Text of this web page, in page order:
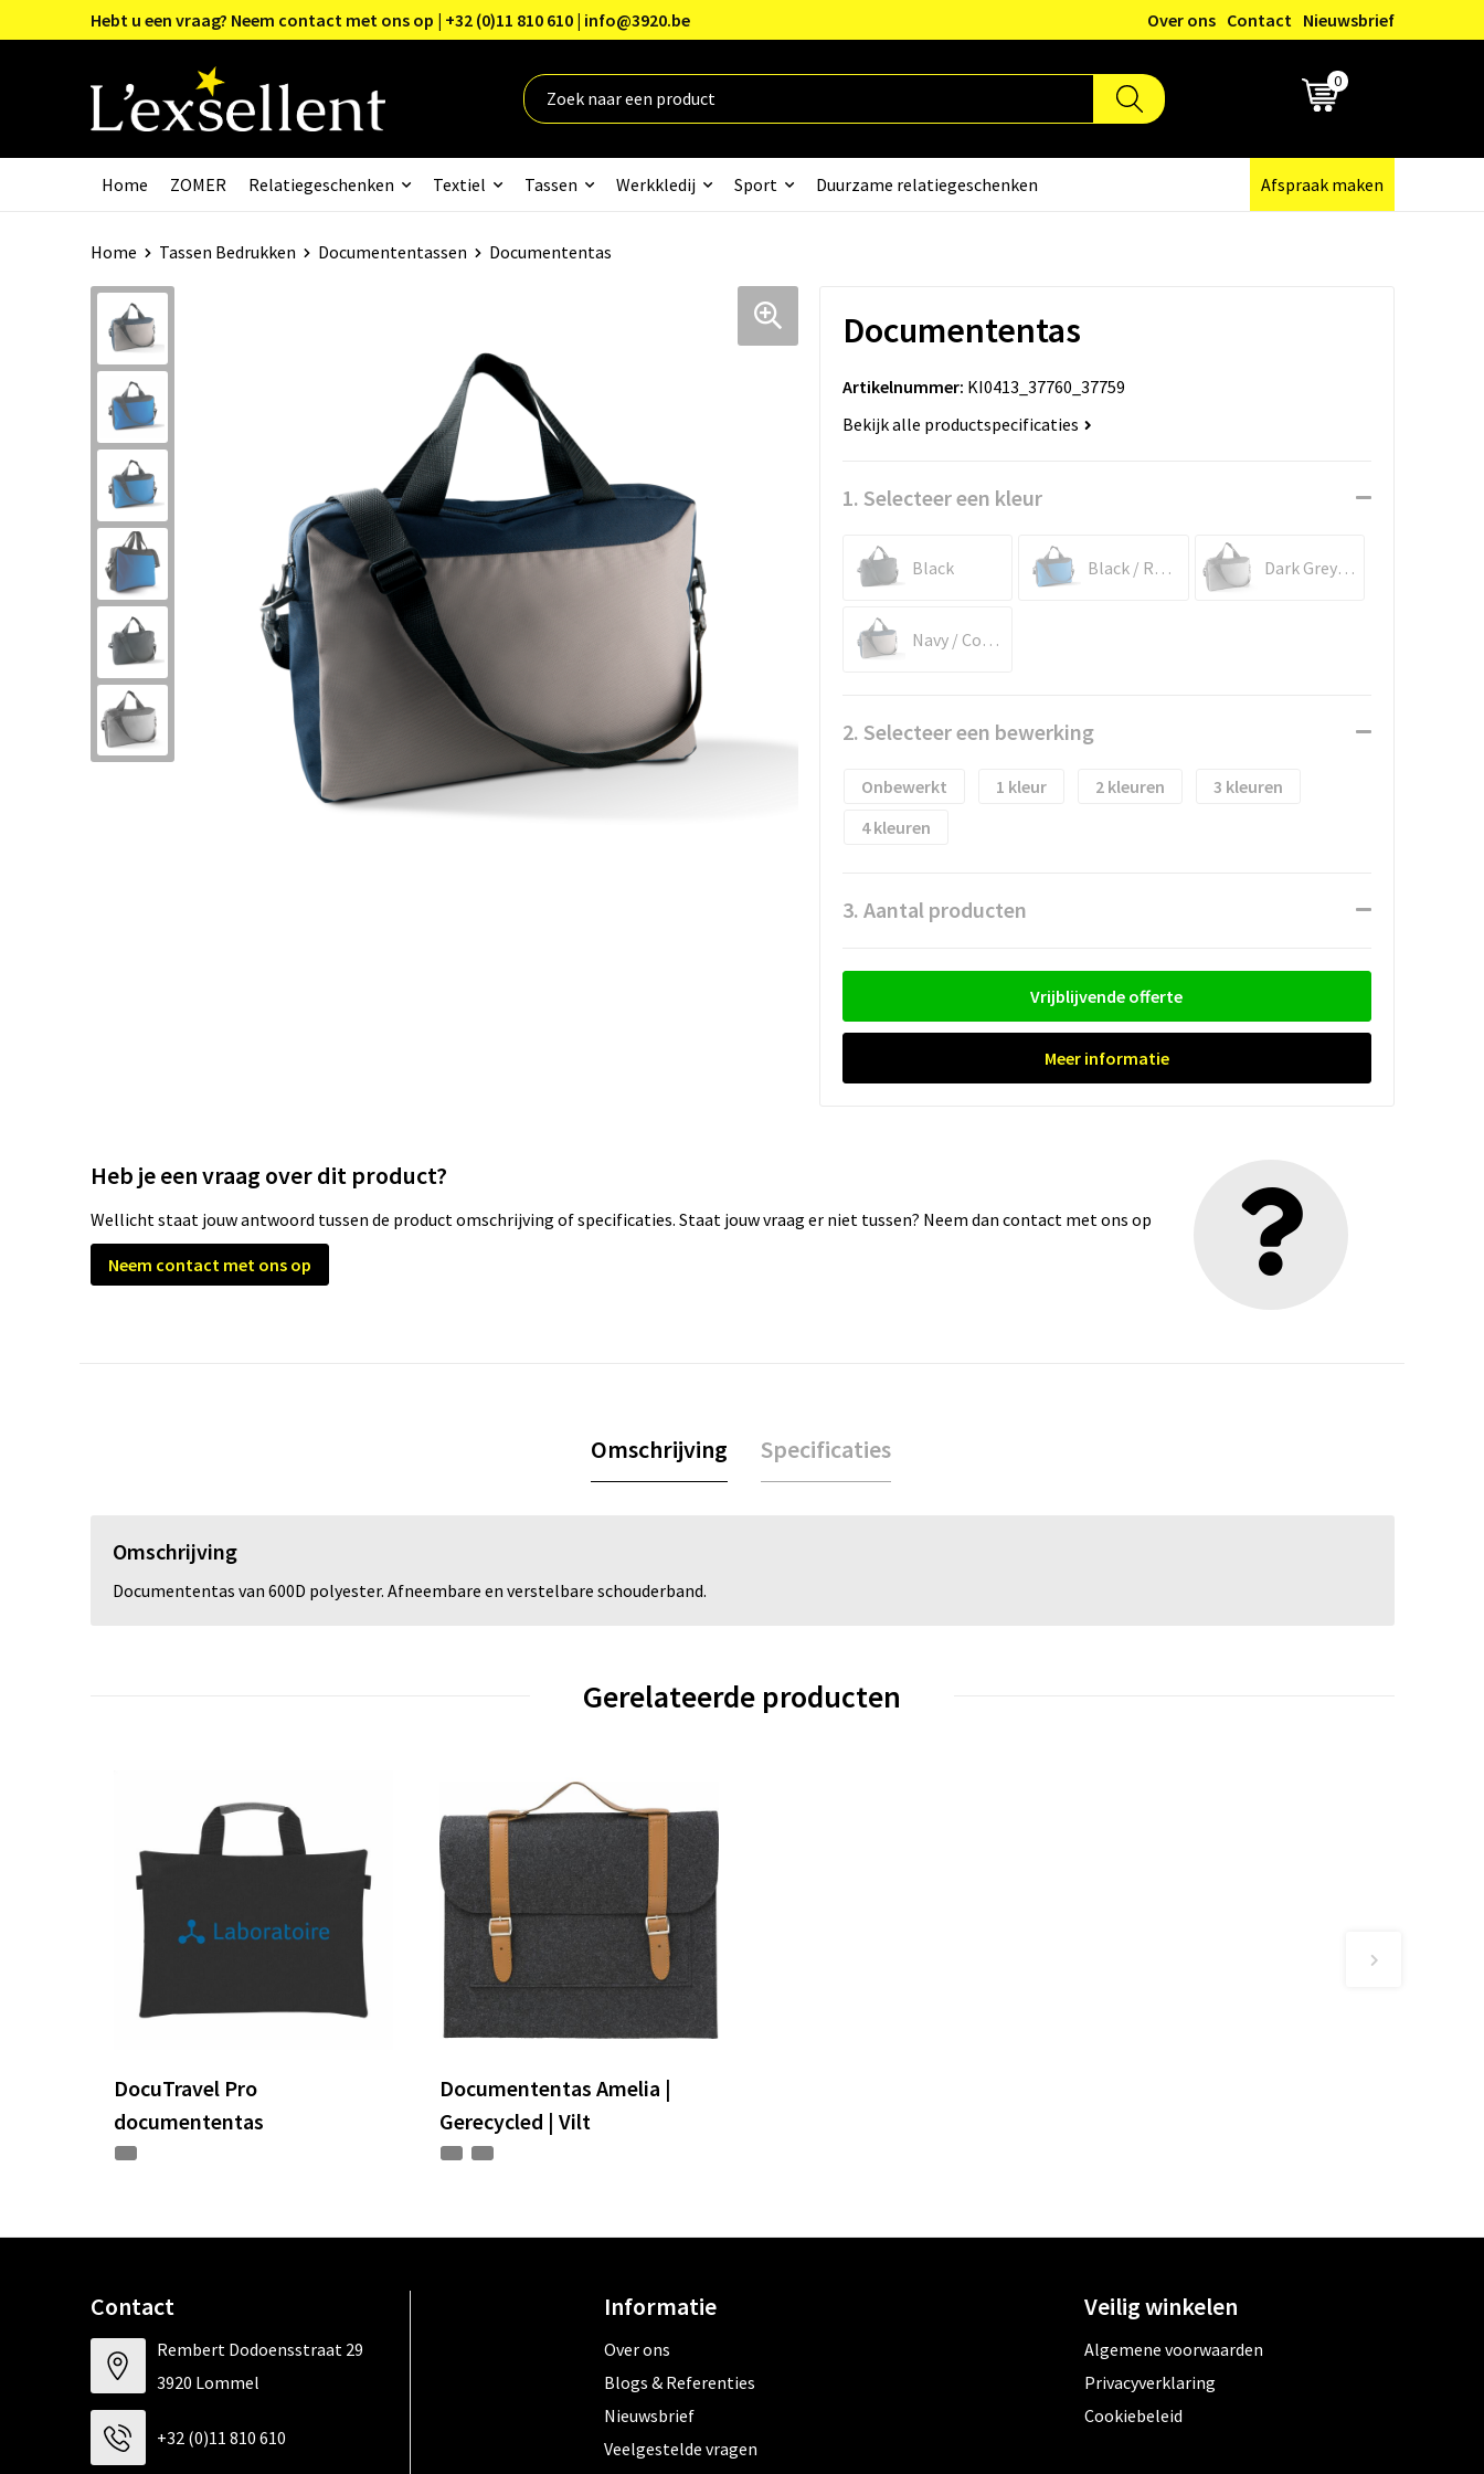
Hebt u een vraag? Neem contact met ons op | +32 (0)11 810 610 | info@3920.be Over ons Contact Nieuwsbrief
0
Home ZOMER Relatiegeschenken Textiel Tassen Werkkledij Sport Duurzame relatiegeschenken Afspraak maken
Home Tassen Bedrukken Documententassen Documententas
Documententas
Artikelnummer: KI0413_37760_37759
Bekijk alle productspecificaties
1. Selecteer een kleur
Black Black / Royal Blue Dark Grey / Light Grey
Navy / Corde
2. Selecteer een bewerking
Onbewerkt 1 2
3
4
3. Aantal producten
Vrijblijvende offerte
Meer informatie
Heb je een vraag over dit product?
Wellicht staat jouw antwoord tussen de product omschrijving of specificaties. Staat jouw vraag er niet tussen? Neem dan contact met ons op
Neem contact met ons op
Omschrijving Specificaties
Omschrijving
Documententas van 600D polyester. Afneembare en verstelbare schouderband.
Gerelateerde producten
DocuTravel Pro
documententas
Documententas Amelia |
Gerecycled | Vilt
Contact
Rembert Dodoensstraat 29
3920 Lommel
+32 (0)11 810 610
Informatie
Over ons
Blogs & Referenties
Nieuwsbrief
Veelgestelde vragen
Veilig winkelen
Algemene voorwaarden
Privacyverklaring
Cookiebeleid